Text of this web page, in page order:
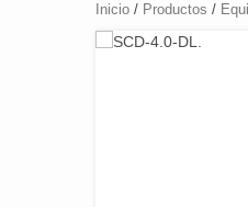
Inicio / Productos /